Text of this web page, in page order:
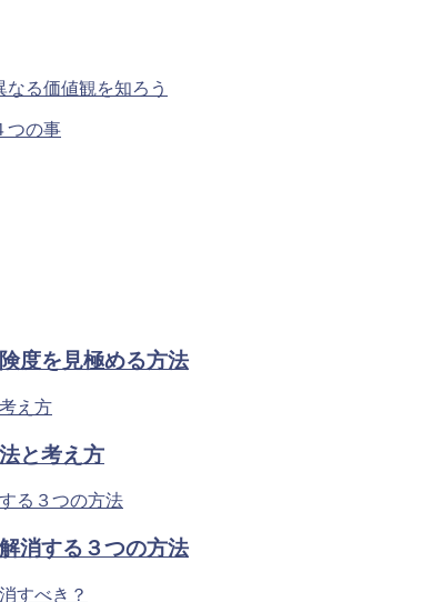
る価値観を知ろう
つの事
度を見極める方法
と考え方
消する３つの方法